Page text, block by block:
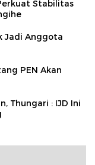
Stabilitas
Jadi Anggota
PEN Akan
Thungari : IJD Ini